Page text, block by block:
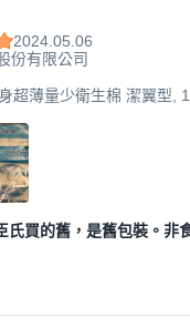
2024.05.06
份有限公司
超薄量少衛生棉 潔翼型,
氏買的舊，是舊包裝。非